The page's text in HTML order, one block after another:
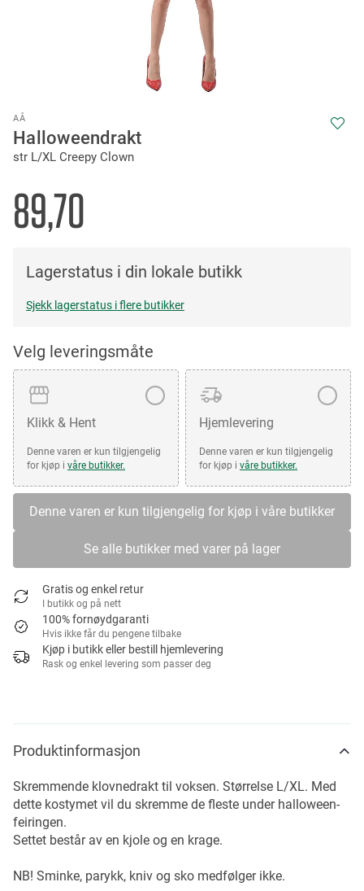
AÅ
Halloweendrakt
str L/XL Creepy Clown
89,70
Lagerstatus i din lokale butikk
Sjekk lagerstatus i flere butikker
Velg leveringsmåte
Klikk & Hent
Denne varen er kun tilgjengelig
for kjøp i våre butikker.
Hjemlevering
Denne varen er kun tilgjengelig
for kjøp i våre butikker.
Denne varen er kun tilgjengelig for kjøp i våre butikker
Se alle butikker med varer på lager
Gratis og enkel retur
I butikk og på nett
100% fornøydgaranti
Hvis ikke får du pengene tilbake
Kjøp i butikk eller bestill hjemlevering
Rask og enkel levering som passer deg
to
the
beginning
the
images
gallery
Produktinformasjon
Skremmende klovnedrakt til voksen. Størrelse L/XL. Med
dette kostymet vil du skremme de fleste under halloween-
feiringen.
Settet består av en kjole og en krage.
NB! Sminke, parykk, kniv og sko medfølger ikke.